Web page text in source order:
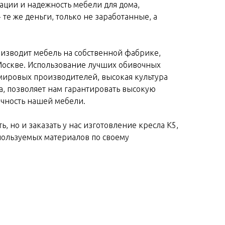
и надежность мебели для дома,
же деньги, только не заработанные, а
мебель на собственной фабрике,
Использование лучших обивочных
производителей, высокая культура
позволяет нам гарантировать высокую
нашей мебели.
но и заказать у нас изготовление кресла К5,
материалов по своему